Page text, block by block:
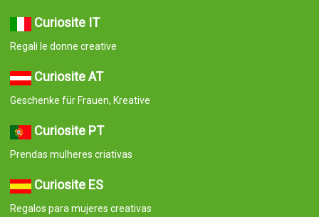
Curiosite IT
Regali le donne creative
Curiosite AT
Geschenke für Frauen, Kreative
Curiosite PT
Prendas mulheres criativas
Curiosite ES
Regalos para mujeres creativas